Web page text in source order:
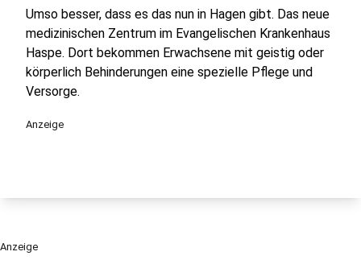
Umso besser, dass es das nun in Hagen gibt. Das neue
medizinischen Zentrum im Evangelischen Krankenhaus
Haspe. Dort bekommen Erwachsene mit geistig oder
körperlich Behinderungen eine spezielle Pflege und
Versorge.
Anzeige
Anzeige